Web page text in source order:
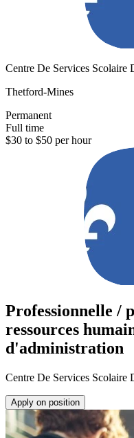
Centre De Services Scolaire
Thetford-Mines
Permanent
Full time
$30 to $50 per hour
Professionnelle /
ressources
d'administration
Centre De Services Scolaire
Apply on position